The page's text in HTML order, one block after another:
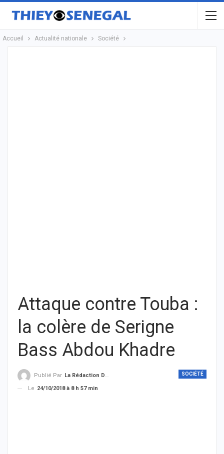
Accueil Actualité nationale Société
Attaque contre Touba :
la colère de Serigne
Bass Abdou Khadre
SOCIÉTÉ
Publié Par La Rédaction De THIEYSENEGAL.com
Le 24/10/2018 à 8 h 57 min